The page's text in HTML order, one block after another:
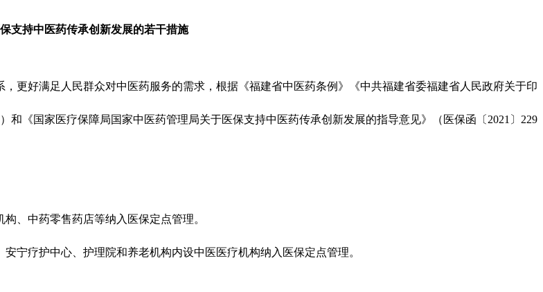
支持中医药传承创新发展的若干措施
好满足人民群众对中医药服务的需求，根据《福建省中医药条例》《中共福建省委福建省人民政府关于印
《国家医疗保障局国家中医药管理局关于医保支持中医药传承创新发展的指导意见》（医保函〔2021〕229
、中药零售药店等纳入医保定点管理。
疗护中心、护理院和养老机构内设中医医疗机构纳入医保定点管理。